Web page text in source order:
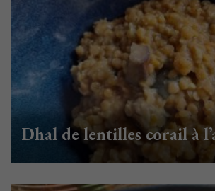
Dhal de lentilles corail à